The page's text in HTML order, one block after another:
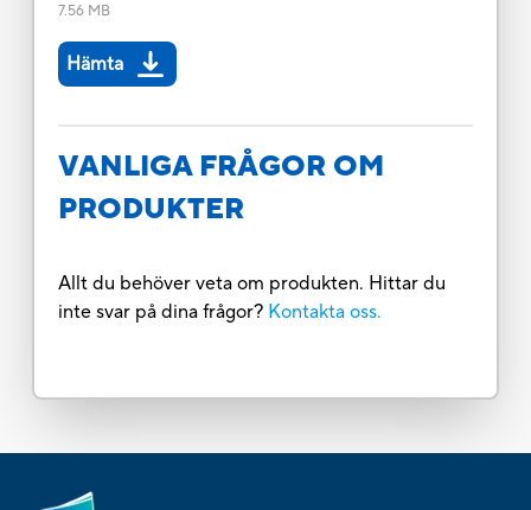
7.56 MB
Hämta
VANLIGA FRÅGOR OM
PRODUKTER
Allt du behöver veta om produkten. Hittar du
inte svar på dina frågor? Kontakta oss.